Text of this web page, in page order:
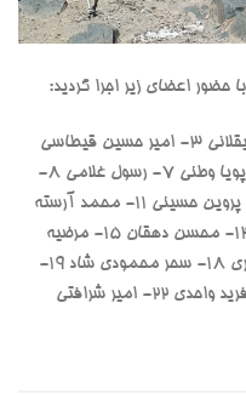
۱- مهرداد محمدی (سرپرست) ۲- ⁠سعید صیقلانی ۳- ⁠امیر حسین قیطاسی
۴- ⁠سودابه رمضانی ۵- ⁠مهدی رنجبری ۶- ⁠پویا وطنی ۷- ⁠رسول غلامی ۸-
⁠اکبر شیخ عبدالکریم ۹- ⁠اعظم محققی ۱۰- ⁠پروین حسینی ۱۱- ⁠محمد آرسته
۱۲- ⁠سعید شیر خانی ۱۳- ⁠مجید مشکوری ۱۴- ⁠محسن دهقان ۱۵- ⁠مرضیه
رجبعلیان ۱۶- ⁠احسان پاکی ۱۷- ⁠اکرم کلیدری ۱۸- ⁠سحر محمودی شاد ۱۹-